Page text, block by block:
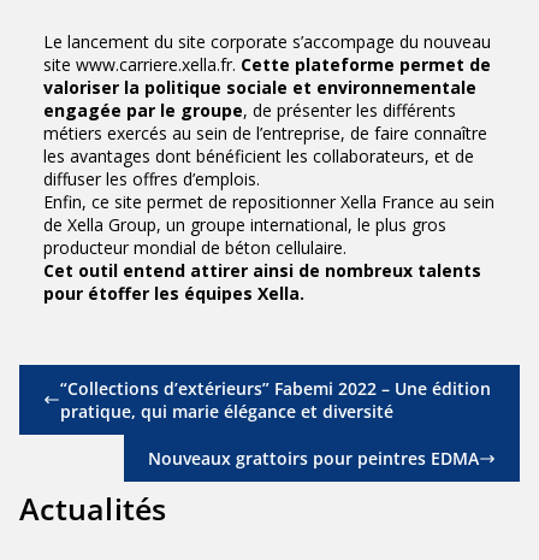
Le lancement du site corporate s’accompage du nouveau
site www.carriere.xella.fr. Cette plateforme permet de
valoriser la politique sociale et environnementale
engagée par le groupe, de présenter les différents
métiers exercés au sein de l’entreprise, de faire connaître
les avantages dont bénéficient les collaborateurs, et de
diffuser les offres d’emplois.
Enfin, ce site permet de repositionner Xella France au sein
de Xella Group, un groupe international, le plus gros
producteur mondial de béton cellulaire.
Cet outil entend attirer ainsi de nombreux talents
pour étoffer les équipes Xella.
“Collections d’extérieurs” Fabemi 2022 – Une édition
pratique, qui marie élégance et diversité
Nouveaux grattoirs pour peintres EDMA
Actualités